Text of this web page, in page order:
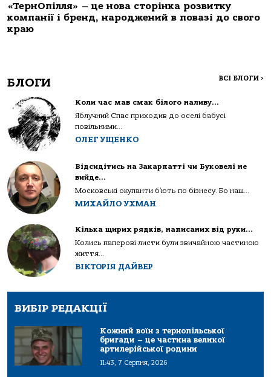
«ТернОпілля» – це нова сторінка розвитку
компанії і бренд, народжений в повазі до свого
краю
БЛОГИ ВСІ БЛОГИ >
Коли час мав смак білого наливу…
Яблучний Спас приходив до оселі бабусі
повільними...
ОЛЕГ УЩЕНКО
Відсидітись на Закарпатті чи Буковелі не
вийде…
Московські окупанти б’ють по бізнесу. Бо наш...
МИХАЙЛО УХМАН
Кілька щирих рядків, написаних від руки…
Колись паперові листи були звичайною частиною
життя...
ВІКТОРІЯ ДАЙВЕР
ВИБІР РЕДАКЦІЇ
Кожний воїн з тернопільської
бригади – це частина великої
артилерійської родини
11:43, 7 Серпня, 2026